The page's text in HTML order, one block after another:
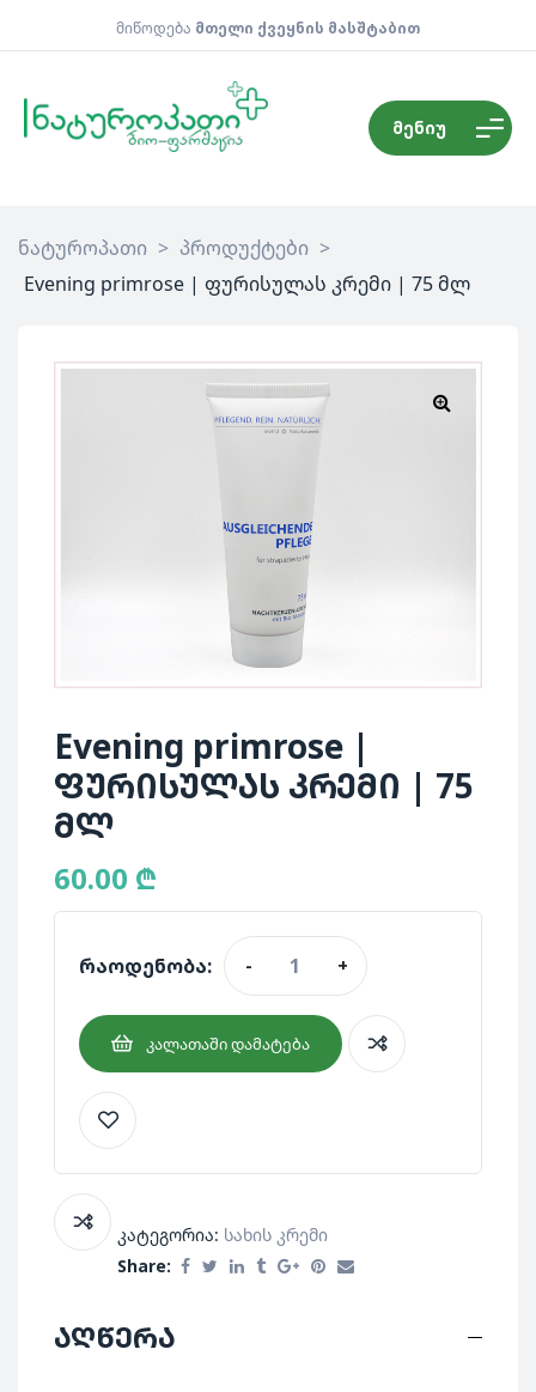
მიწოდება მთელი ქვეყნის მასშტაბით
მენიუ
ნატუროპათი > პროდუქტები >
Evening primrose | ფურისულას კრემი | 75 მლ
Evening primrose |
ფურისულას კრემი | 75
მლ
60.00 ₾
რაოდენობა: - +
ᲙᲐᲚᲐᲗᲐᲨᲘ ᲓᲐᲛᲐᲢᲔᲑᲐ
კატეგორია: Სახის Კრემი
Share:
აღწერა